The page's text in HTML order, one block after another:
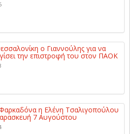
ο Γιαννούλης για να
την επιστροφή του στον ΠΑΟΚ
η Ελένη Τσαλιγοπούλου
7 Αυγούστου